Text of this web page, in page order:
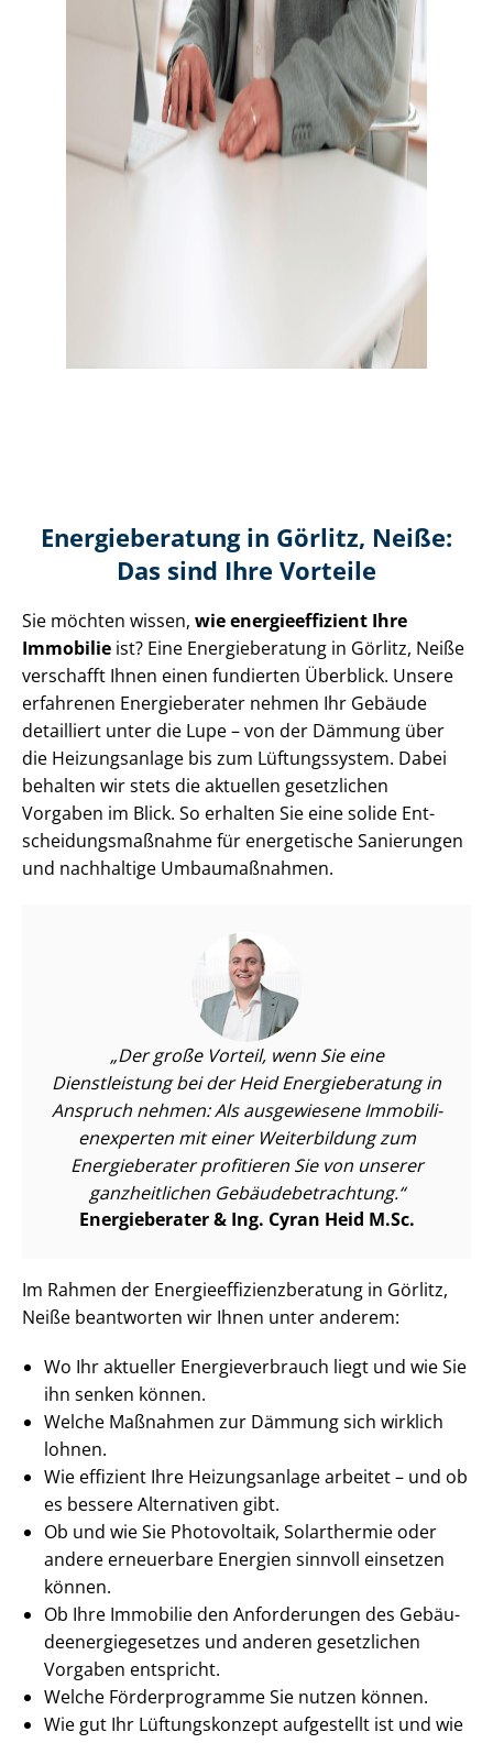
Energieberatung in Görlitz, Neiße:
Das sind Ihre Vorteile
Sie möchten wissen, wie en­er­gie­ef­fi­zi­ent Ihre
Immobilie ist? Eine Energieberatung in Görlitz, Neiße
verschafft Ihnen einen fundierten Überblick. Unsere
erfahrenen Energieberater nehmen Ihr Gebäude
detailliert unter die Lupe – von der Dämmung über
die Heizungsanlage bis zum Lüftungssystem. Dabei
behalten wir stets die aktuellen gesetzlichen
Vorgaben im Blick. So erhalten Sie eine solide Ent­
schei­dungs­maß­nah­me für energetische Sanierungen
und nachhaltige Umbaumaßnahmen.
Der große Vorteil, wenn Sie eine
Dienstleistung bei der Heid Energieberatung in
Anspruch nehmen: Als ausgewiesene Im­mo­bi­li­
en­ex­per­ten mit einer Weiterbildung zum
Energieberater profitieren Sie von unserer
ganzheitlichen Ge­bäu­de­be­trach­tung.
Energieberater & Ing. Cyran Heid M.Sc.
Im Rahmen der En­er­gie­ef­fi­zi­enz­be­ra­tung in Görlitz,
Neiße beantworten wir Ihnen unter anderem:
Wo Ihr aktueller En­er­gie­ver­brauch liegt und wie Sie
ihn senken können.
Welche Maßnahmen zur Dämmung sich wirklich
lohnen.
Wie effizient Ihre Heizungsanlage arbeitet – und ob
es bessere Alternativen gibt.
Ob und wie Sie Photovoltaik, Solarthermie oder
andere erneuerbare Energien sinnvoll einsetzen
können.
Ob Ihre Immobilie den Anforderungen des Ge­bäu­
de­en­er­gie­ge­set­zes und anderen gesetzlichen
Vorgaben entspricht.
Welche Förderprogramme Sie nutzen können.
Wie gut Ihr Lüftungskonzept aufgestellt ist und wie